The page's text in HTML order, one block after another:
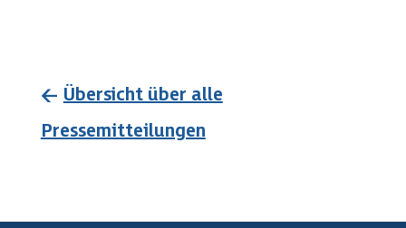
← Übersicht über alle
Pressemitteilungen